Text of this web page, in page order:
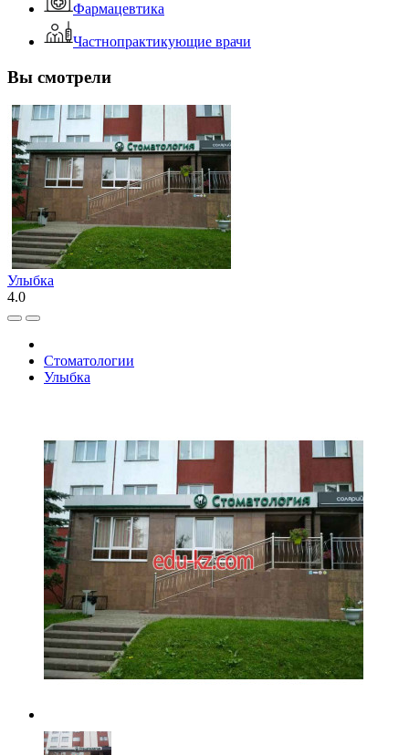
Фармацевтика
Частнопрактикующие врачи
Вы смотрели
Улыбка
4.0
Стоматологии
Улыбка